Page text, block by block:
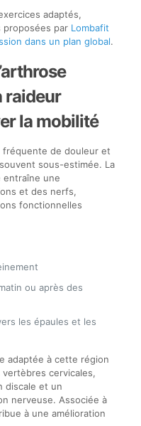
adaptés,
proposées par Lombafit
dans un plan global.
raideur
la mobilité
fréquente de douleur et
sous-estimée. La
entraîne une
et des nerfs,
fonctionnelles
ou après des
les épaules et les
adaptée à cette région
vertèbres cervicales,
discale et un
nerveuse. Associée à
à une amélioration